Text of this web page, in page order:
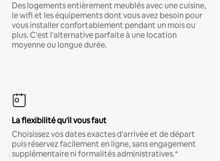
Des logements entièrement meublés avec une cuisine,
le wifi et les équipements dont vous avez besoin pour
vous installer confortablement pendant un mois ou
plus. C'est l'alternative parfaite à une location
moyenne ou longue durée.
La flexibilité qu'il vous faut
Choisissez vos dates exactes d'arrivée et de départ
puis réservez facilement en ligne, sans engagement
supplémentaire ni formalités administratives.*